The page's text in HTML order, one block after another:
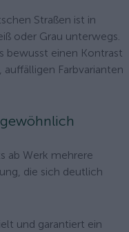
Straßen ist in
oder Grau unterwegs.
bewusst einen Kontrast
Farbvarianten
ab Werk mehrere
die sich deutlich
und garantiert ein